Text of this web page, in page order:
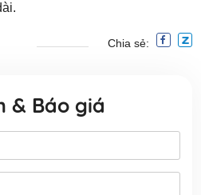
Chia sẻ:
& Báo giá